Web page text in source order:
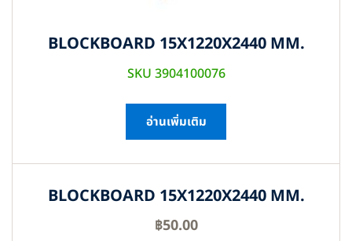
BLOCKBOARD 15X1220X2440 MM.
SKU 3904100076
อ่านเพิ่มเติม
BLOCKBOARD 15X1220X2440 MM.
฿50.00